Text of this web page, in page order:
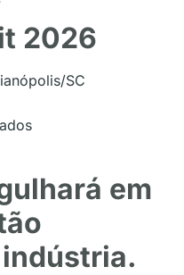
2026
SC
em